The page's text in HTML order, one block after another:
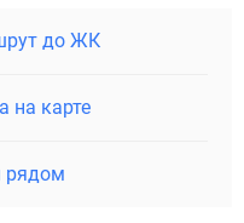
до ЖК
на карте
рядом